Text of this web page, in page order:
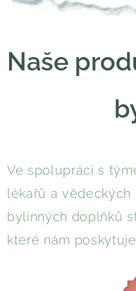
Naše
Ve spolupráci s
lékařů a vědeckých
bylinných doplňků
které nám